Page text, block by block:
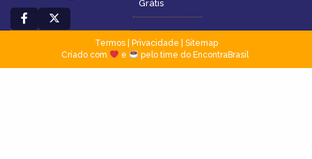
Grátis
Termos| Privacidade
Sitemap
Criado com
e pelo time do EncontraBrasil